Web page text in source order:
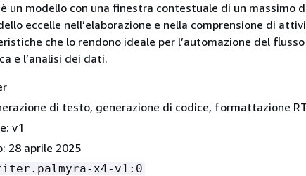
un modello con una finestra contestuale di un massimo
eccelle nell’elaborazione e nella comprensione di
che lo rendono ideale per l’automazione del
e l’analisi dei dati.
di testo, generazione di codice, formattazione
v1
28 aprile 2025
x4-v1:0